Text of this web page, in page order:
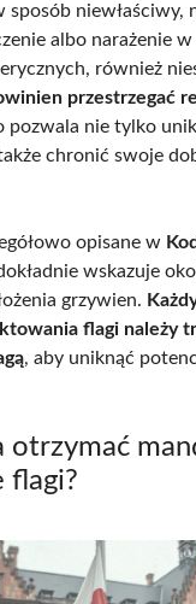
niewłaściwy,
albo narażenie
również
przestrzegać
pozwala nie tylko
chronić swoje
opisane w
wskazuje
grzywien.
flagi należy
, aby uniknąć
otrzymać
flagi?